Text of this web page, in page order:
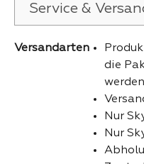
Service &
Versandarten
die
Nur
Nur